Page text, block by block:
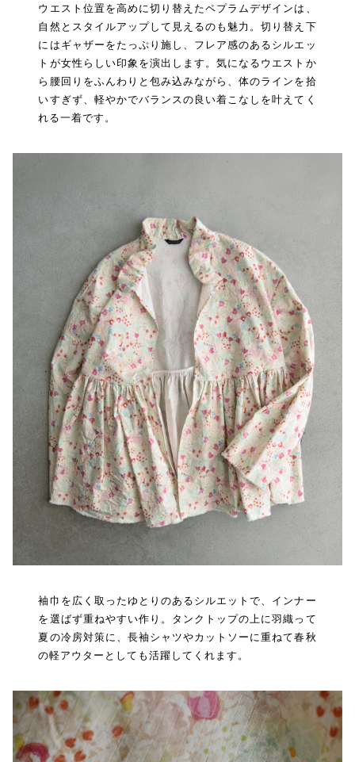
ウエスト位置を高めに切り替えたペプラムデザインは、
自然とスタイルアップして見えるのも魅力。切り替え下
にはギャザーをたっぷり施し、フレア感のあるシルエッ
トが女性らしい印象を演出します。気になるウエストか
ら腰回りをふんわりと包み込みながら、体のラインを拾
いすぎず、軽やかでバランスの良い着こなしを叶えてく
れる一着です。
袖巾を広く取ったゆとりのあるシルエットで、インナー
を選ばず重ねやすい作り。タンクトップの上に羽織って
夏の冷房対策に、長袖シャツやカットソーに重ねて春秋
の軽アウターとしても活躍してくれます。